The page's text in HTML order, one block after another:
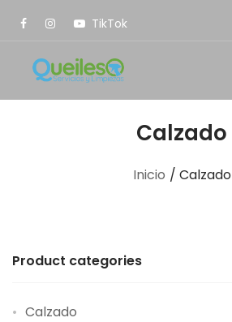
TikTok
Calzado
Inicio / Calzado
Product categories
Calzado